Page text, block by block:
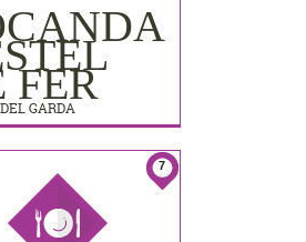
FER
GARDA
7